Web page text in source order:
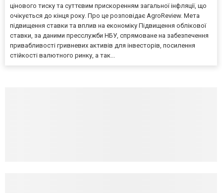
цінового тиску та суттєвим прискоренням загальної інфляції, що
очікується до кінця року. Про це розповідає AgroReview. Мета
підвищення ставки та вплив на економіку Підвищення облікової
ставки, за даними пресслужби НБУ, спрямоване на забезпечення
привабливості гривневих активів для інвесторів, посилення
стійкості валютного ринку, а так...